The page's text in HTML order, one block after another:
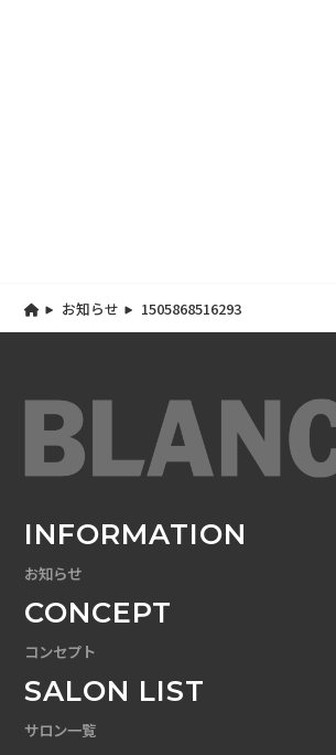
お知らせ 1505868516293
INFORMATION
お知らせ
CONCEPT
コンセプト
SALON LIST
サロン一覧